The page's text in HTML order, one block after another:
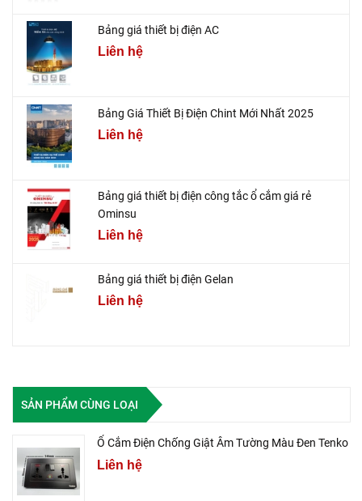
Bảng giá thiết bị điện AC
Liên hệ
Bảng Giá Thiết Bị Điện Chint Mới Nhất 2025
Liên hệ
Bảng giá thiết bị điện công tắc ổ cắm giá rẻ
Ominsu
Liên hệ
Bảng giá thiết bị điện Gelan
Liên hệ
SẢN PHẨM CÙNG LOẠI
Ổ Cắm Điện Chống Giật Âm Tường Màu Đen Tenko
Liên hệ